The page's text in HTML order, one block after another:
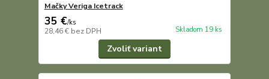
Mačky Veriga Icetrack
35 €/ks
28,46 € bez DPH Skladom 19 ks
Zvoliť variant